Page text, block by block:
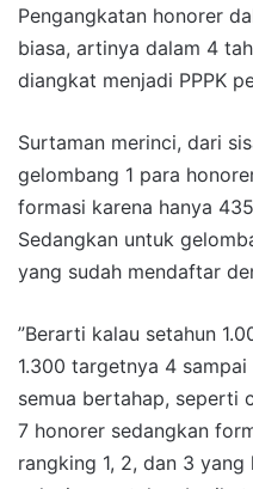
Pengangkatan honorer
biasa, artinya dalam 4
diangkat menjadi PPPK
Surtaman merinci, dari
gelombang 1 para
formasi karena hanya
Sedangkan untuk
yang sudah mendaftar
”Berarti kalau setahun
1.300 targetnya 4
semua bertahap, seperti
7 honorer sedangkan
rangking 1, 2, dan 3